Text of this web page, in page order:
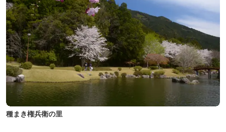
種まき権兵衛の里